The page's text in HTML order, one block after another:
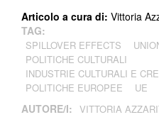
Articolo a cura di: Vittoria
TAG:
SPILLOVER EFFECTS
POLITICHE CULTURALI
INDUSTRIE CULTURALI E
POLITICHE EUROPEE
UE
AUTORE/I: VITTORIA